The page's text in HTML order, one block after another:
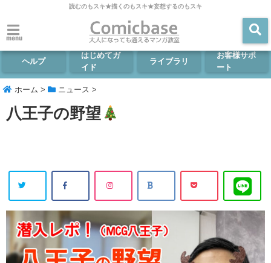
読むのもスキ★描くのもスキ★妄想するのもスキ
menu
ヘルプ
はじめてガ
イド
ライブラリ
お客様サポ
ート
ホーム > ニュース >
八王子の野望